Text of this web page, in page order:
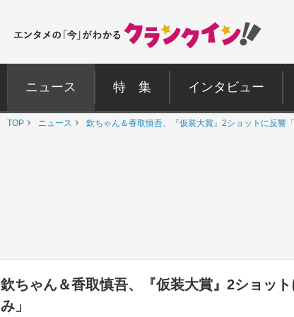
ニュース 特 集 インタビュー
TOP ニュース 欽ちゃん＆香取慎吾、『仮装大賞』2ショットに反響
欽ちゃん＆香取慎吾、『仮装大賞』2ショッ
み」